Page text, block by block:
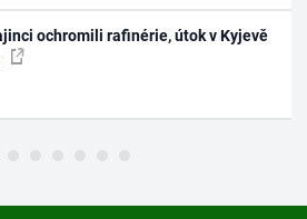
ochromili rafinérie, útok v Kyjevě